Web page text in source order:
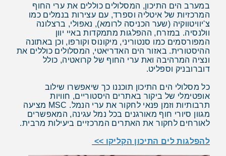
במערב הים התיכון, המסלולים כוללים את ערי החוף
המרכזיות של איטליה וספרד, עם עצירות בנמלים כמו
צ'יוויטווקיה (שער הכניסה לרומא), נאפולי, ברצלונה
וולנסיה. במזרח, ההפלגות מתמקדות באיי יוון
המפורסמים כמו סנטוריני, מיקונוס וקורפו, וכן באתונה
ההיסטורית. באזור הים האדריאטי, המסלולים כוללים את
ונציה המרהיבה ואת ערי החוף של קרואטיה, כולל
דוברובניק וספליט.
כל מסלולי הים התיכון תוכננו כך שיאפשרו שילוב
אופטימלי של ביקור באתרים היסטוריים, חוויות
תרבותיות וזמן פנאי לחקור את ערי הנמל. MSC מציעה
מגוון סיורי חוף מאורגנים בכל נמל עגינה, המאפשרים
לאורחים לחקור את האתרים המרכזיים ביעילות מרבית.
להפלגות לים התיכון הקליקו >>